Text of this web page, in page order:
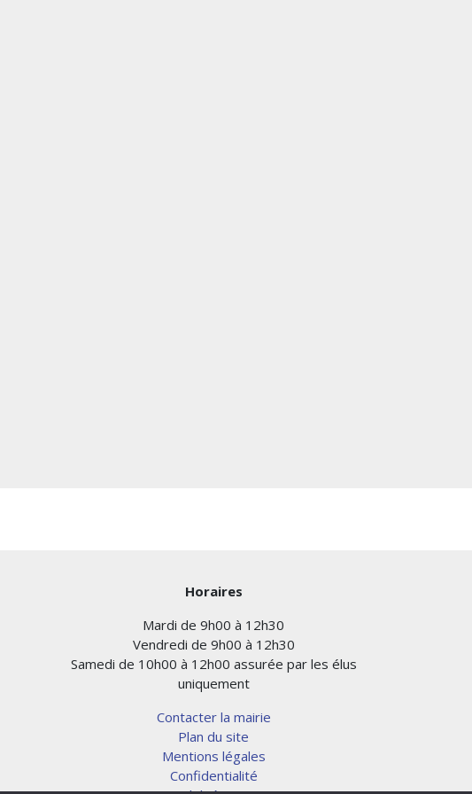
Horaires
Mardi de 9h00 à 12h30
Vendredi de 9h00 à 12h30
Samedi de 10h00 à 12h00 assurée par les élus
uniquement
Contacter la mairie
Plan du site
Mentions légales
Confidentialité